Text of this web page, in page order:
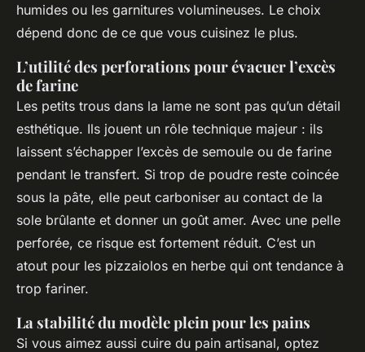
humides ou les garnitures volumineuses. Le choix
dépend donc de ce que vous cuisinez le plus.
L’utilité des perforations pour évacuer l’excès
de farine
Les petits trous dans la lame ne sont pas qu’un détail
esthétique. Ils jouent un rôle technique majeur : ils
laissent s’échapper l’excès de semoule ou de farine
pendant le transfert. Si trop de poudre reste coincée
sous la pâte, elle peut carboniser au contact de la
sole brûlante et donner un goût amer. Avec une pelle
perforée, ce risque est fortement réduit. C’est un
atout pour les pizzaiolos en herbe qui ont tendance à
trop fariner.
La stabilité du modèle plein pour les pains
Si vous aimez aussi cuire du pain artisanal, optez